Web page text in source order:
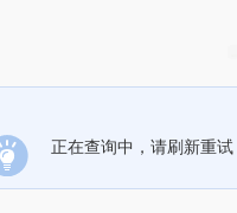
正在查询中，请刷新重试